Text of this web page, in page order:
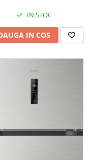
IN STOC
IN COS